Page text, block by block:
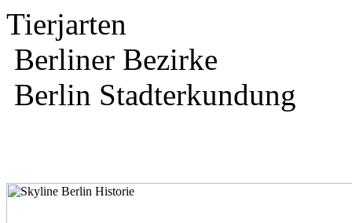
Tierjarten
Berliner Bezirke
Berlin Stadterkundung